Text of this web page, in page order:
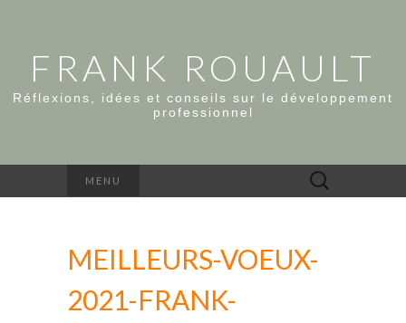
FRANK ROUAULT
Réflexions, idées et conseils sur le développement
professionnel
MENU Rechercher :
MEILLEURS-VOEUX-
2021-FRANK-